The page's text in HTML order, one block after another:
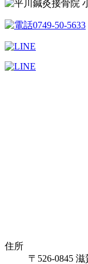
住所
〒526-0845